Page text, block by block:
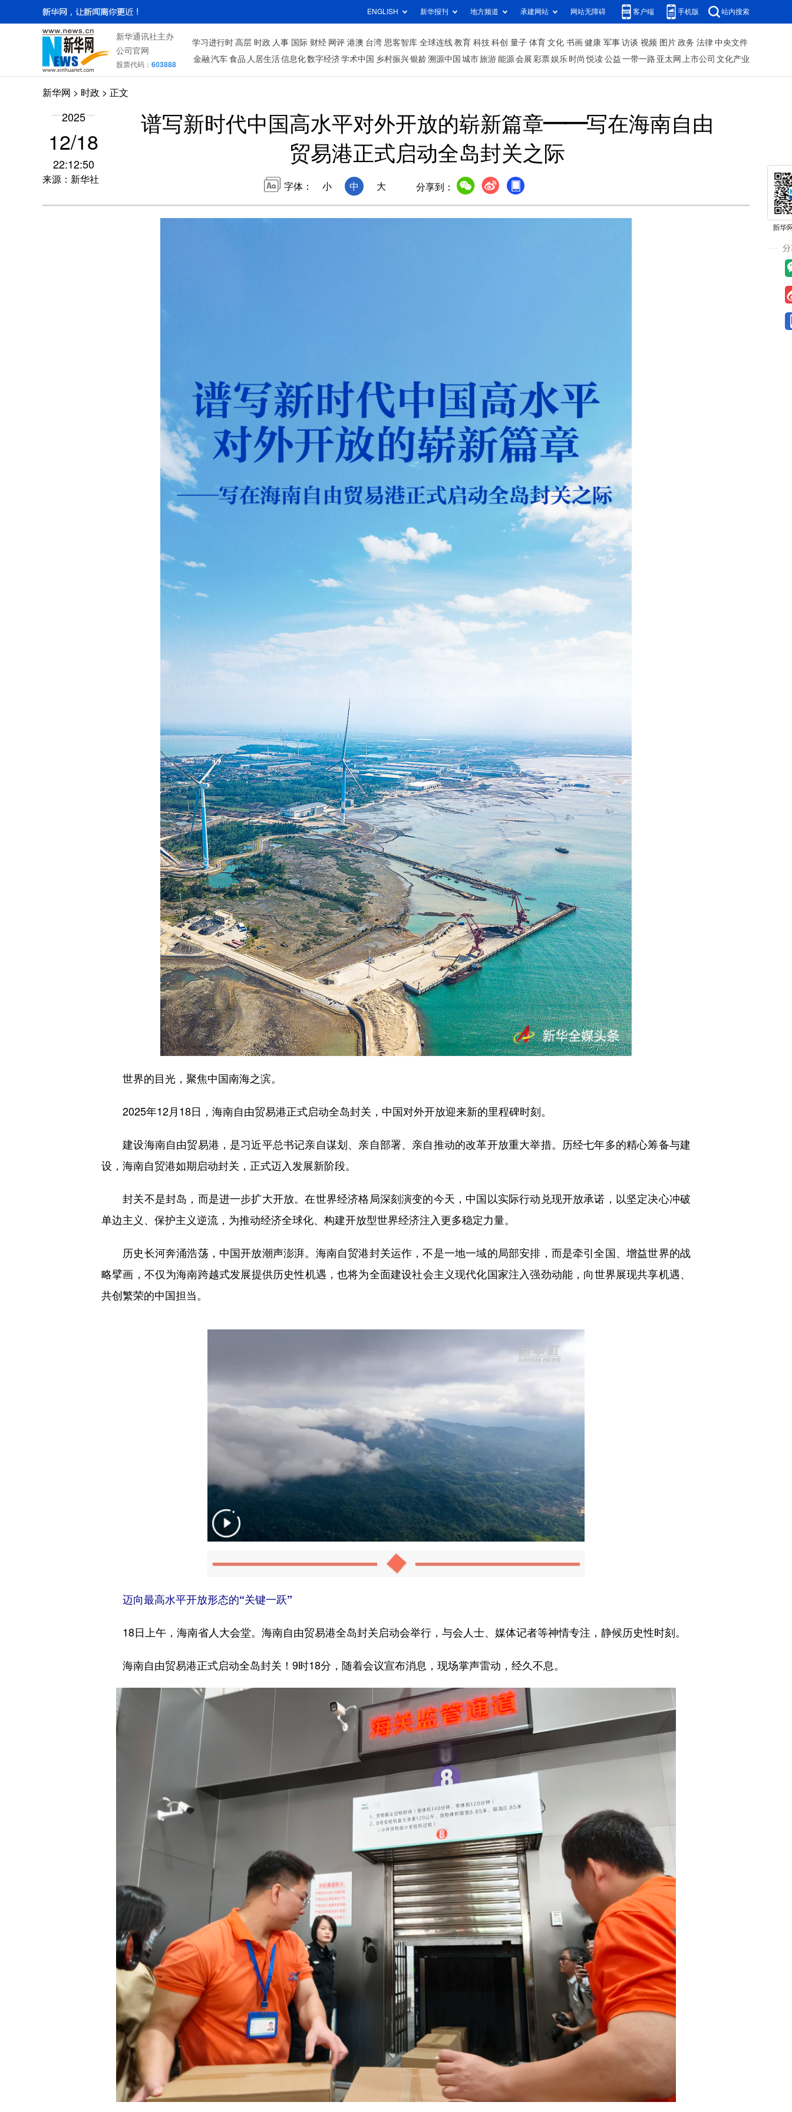
ENGLISH 新华报刊 地方频道 承建网站 网站无障碍 客户端 手机版 站内搜索
新华通讯社主办
公司官网
股票代码： 603888
学习进行时 高层 时政 人事 国际 财经 网评 港澳 台湾 思客智库 全球连线 教育 科技 科创 量子 体育 文化 书画 健康 军事 访谈 视频 图片 政务 法律 中央文件
金融 汽车 食品 人居生活信息化数字经济学术中国 乡村振兴银龄溯源中国 城市旅游 能源 会展 彩票娱乐 时尚 悦读 公益 一带一路 亚太网 上市公司 文化产业
新华网 > 时政 > 正文
2025
12/18
22:12:50
来源：新华社
谱写新时代中国高水平对外开放的崭新篇章——写在海南自由
贸易港正式启动全岛封关之际
字体： 小 中 大 分享到：
世界的目光，聚焦中国南海之滨。
2025年12月18日，海南自由贸易港正式启动全岛封关，中国对外开放迎来新的里程碑时刻。
建设海南自由贸易港，是习近平总书记亲自谋划、亲自部署、亲自推动的改革开放重大举措。历经七年多的精心筹备与建
设，海南自贸港如期启动封关，正式迈入发展新阶段。
封关不是封岛，而是进一步扩大开放。在世界经济格局深刻演变的今天，中国以实际行动兑现开放承诺，以坚定决心冲破
单边主义、保护主义逆流，为推动经济全球化、构建开放型世界经济注入更多稳定力量。
历史长河奔涌浩荡，中国开放潮声澎湃。海南自贸港封关运作，不是一地一域的局部安排，而是牵引全国、增益世界的战
略擘画，不仅为海南跨越式发展提供历史性机遇，也将为全面建设社会主义现代化国家注入强劲动能，向世界展现共享机遇、
共创繁荣的中国担当。
迈向最高水平开放形态的“关键一跃”
18日上午，海南省人大会堂。海南自由贸易港全岛封关启动会举行，与会人士、媒体记者等神情专注，静候历史性时刻。
海南自由贸易港正式启动全岛封关！9时18分，随着会议宣布消息，现场掌声雷动，经久不息。